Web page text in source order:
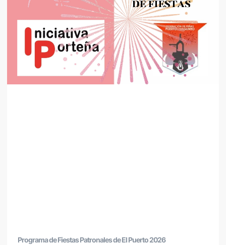
Programa de Fiestas Patronales de El Puerto 2026